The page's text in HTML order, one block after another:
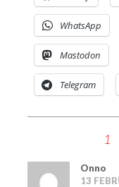
WhatsApp
Mastodon
Telegram
1
Onno
13